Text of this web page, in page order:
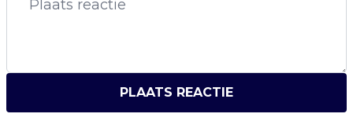
PLAATS REACTIE